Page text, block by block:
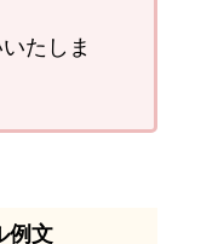
たしま
例文